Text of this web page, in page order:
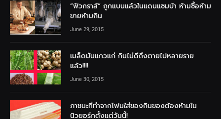
“ฟัวกราส์” ถูกแบนแล้วในแดนแซมบ้า ห้ามซื้อห้าม
ขายห้ามกิน
June 29, 2015
เมล็ดมันแกวแก่ กินไม่ดีถึงตายไปหลายราย
แล้ว!!!!
June 30, 2015
ภาชนะที่ทำจากโฟมใส่ของกินของต้องห้ามใน
นิวยอร์กตั้งแต่วันนี้!